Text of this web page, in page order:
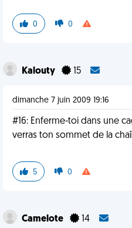
0 0
Kalouty 15
dimanche 7 juin 2009 19:16
#16: Enferme-toi dans une
verras ton sommet de la
5 0
Camelote 14